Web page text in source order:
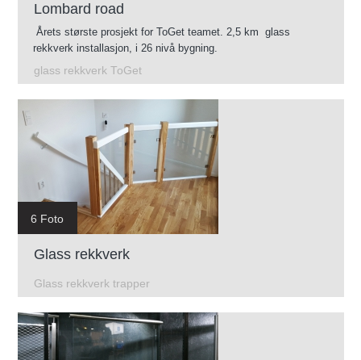
Lombard road
Årets største prosjekt for ToGet teamet. 2,5 km glass
rekkverk installasjon, i 26 nivå bygning.
glass rekkverk ToGet
6 Foto
Glass rekkverk
Glass rekkverk trapper